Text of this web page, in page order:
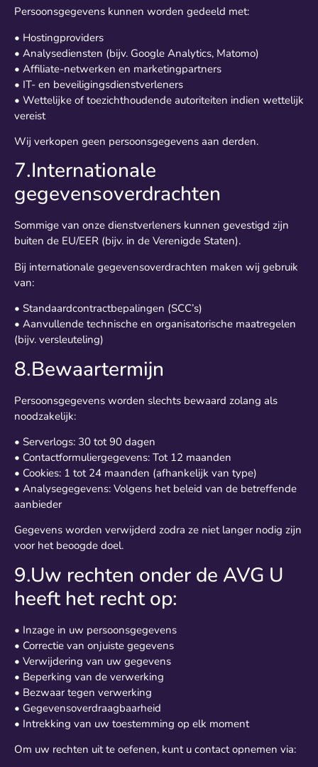
Persoonsgegevens kunnen worden gedeeld met:
• Hostingproviders
• Analysediensten (bijv. Google Analytics, Matomo)
• Affiliate-netwerken en marketingpartners
• IT- en beveiligingsdienstverleners
• Wettelijke of toezichthoudende autoriteiten indien wettelijk
vereist
Wij verkopen geen persoonsgegevens aan derden.
7.Internationale
gegevensoverdrachten
Sommige van onze dienstverleners kunnen gevestigd zijn
buiten de EU/EER (bijv. in de Verenigde Staten).
Bij internationale gegevensoverdrachten maken wij gebruik
van:
• Standaardcontractbepalingen (SCC’s)
• Aanvullende technische en organisatorische maatregelen
(bijv. versleuteling)
8.Bewaartermijn
Persoonsgegevens worden slechts bewaard zolang als
noodzakelijk:
• Serverlogs: 30 tot 90 dagen
• Contactformuliergegevens: Tot 12 maanden
• Cookies: 1 tot 24 maanden (afhankelijk van type)
• Analysegegevens: Volgens het beleid van de betreffende
aanbieder
Gegevens worden verwijderd zodra ze niet langer nodig zijn
voor het beoogde doel.
9.Uw rechten onder de AVG U
heeft het recht op:
• Inzage in uw persoonsgegevens
• Correctie van onjuiste gegevens
• Verwijdering van uw gegevens
• Beperking van de verwerking
• Bezwaar tegen verwerking
• Gegevensoverdraagbaarheid
• Intrekking van uw toestemming op elk moment
Om uw rechten uit te oefenen, kunt u contact opnemen via: